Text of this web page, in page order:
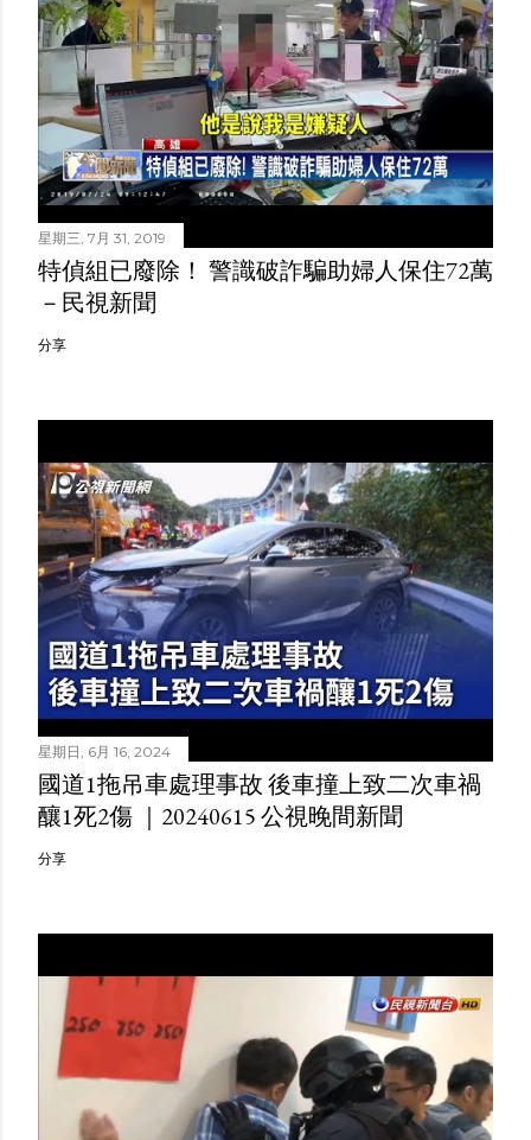
星期三, 7月 31, 2019
特偵組已廢除！ 警識破詐騙助婦人保住72萬
－民視新聞
分享
星期日, 6月 16, 2024
國道1拖吊車處理事故 後車撞上致二次車禍
釀1死2傷 ｜20240615 公視晚間新聞
分享